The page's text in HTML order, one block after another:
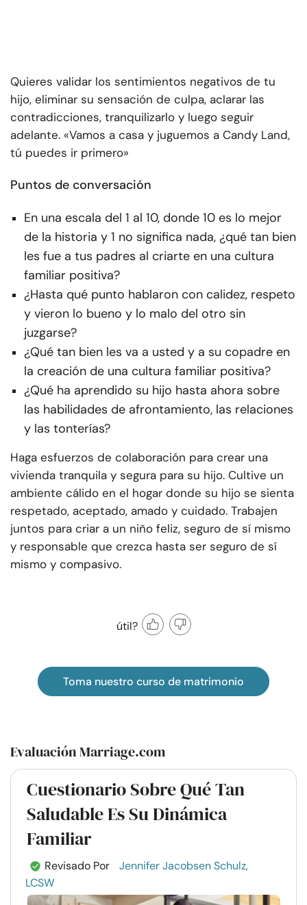
Quieres validar los sentimientos negativos de tu
hijo, eliminar su sensación de culpa, aclarar las
contradicciones, tranquilizarlo y luego seguir
adelante. «Vamos a casa y juguemos a Candy Land,
tú puedes ir primero»
Puntos de conversación
En una escala del 1 al 10, donde 10 es lo mejor
de la historia y 1 no significa nada, ¿qué tan bien
les fue a tus padres al criarte en una cultura
familiar positiva?
¿Hasta qué punto hablaron con calidez, respeto
y vieron lo bueno y lo malo del otro sin
juzgarse?
¿Qué tan bien les va a usted y a su copadre en
la creación de una cultura familiar positiva?
¿Qué ha aprendido su hijo hasta ahora sobre
las habilidades de afrontamiento, las relaciones
y las tonterías?
Haga esfuerzos de colaboración para crear una
vivienda tranquila y segura para su hijo. Cultive un
ambiente cálido en el hogar donde su hijo se sienta
respetado, aceptado, amado y cuidado. Trabajen
juntos para criar a un niño feliz, seguro de sí mismo
y responsable que crezca hasta ser seguro de sí
mismo y compasivo.
útil?
Toma nuestro curso de matrimonio
Evaluación Marriage.com
Cuestionario Sobre Qué Tan
Saludable Es Su Dinámica
Familiar
Revisado Por
Jennifer Jacobsen Schulz,
LCSW